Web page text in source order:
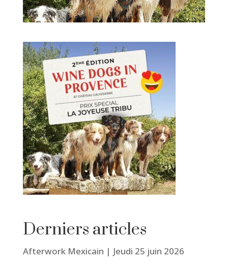
Derniers articles
Afterwork Mexicain | Jeudi 25 juin 2026